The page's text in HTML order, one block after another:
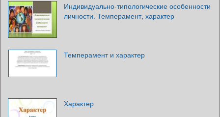
Индивидуально-типологические особенности
личности. Темперамент, характер
Темперамент и характер
Характер